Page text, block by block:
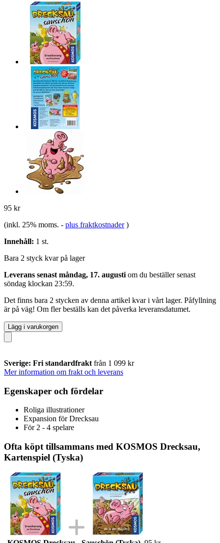
95 kr
(inkl. 25% moms. - plus fraktkostnader )
Innehåll: 1 st.
Bara 2 styck kvar på lager
Leverans senast måndag, 17. augusti om du beställer senast
söndag klockan 23:59.
Det finns bara 2 stycken av denna artikel kvar i vårt lager. Påfyllning
är på väg! Om fler beställs kan det påverka leveransdatumet.
Lägg i varukorgen
Sverige: Fri standardfrakt från 1 099 kr
Mer information om frakt och leverans
Egenskaper och fördelar
Roliga illustrationer
Expansion för Drecksau
För 2 - 4 spelare
Ofta köpt tillsammans med KOSMOS Drecksau,
Kartenspiel (Tyska)